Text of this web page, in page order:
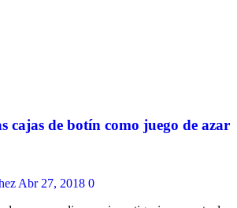
cajas de botín como juego de azar
Abr 27, 2018 0